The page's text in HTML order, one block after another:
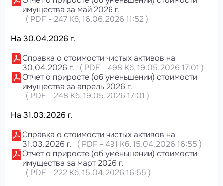
имущества за май 2026 г.
( PDF - 247 Кб, 16.06.2026 11:52 )
На 30.04.2026 г.
Справка о стоимости чистых активов на
30.04.2026 г.
( PDF - 498 Кб, 19.05.2026 17:01 )
Отчет о приросте (об уменьшении) стоимости
имущества за апрель 2026 г.
( PDF - 248 Кб, 19.05.2026 17:01 )
На 31.03.2026 г.
Справка о стоимости чистых активов на
31.03.2026 г.
( PDF - 491 Кб, 15.04.2026 16:55 )
Отчет о приросте (об уменьшении) стоимости
имущества за март 2026 г.
( PDF - 222 Кб, 15.04.2026 16:55 )